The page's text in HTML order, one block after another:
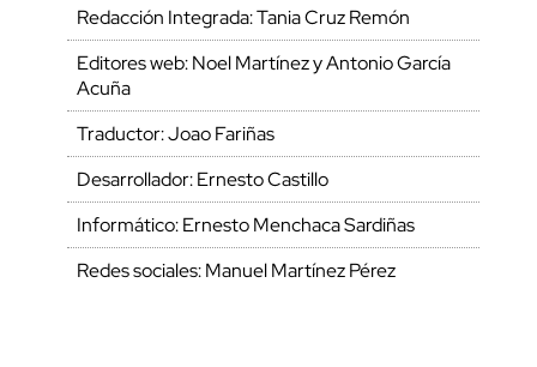
Redacción Integrada: Tania Cruz Remón
Editores web: Noel Martínez y Antonio García
Acuña
Traductor: Joao Fariñas
Desarrollador: Ernesto Castillo
Informático: Ernesto Menchaca Sardiñas
Redes sociales: Manuel Martínez Pérez